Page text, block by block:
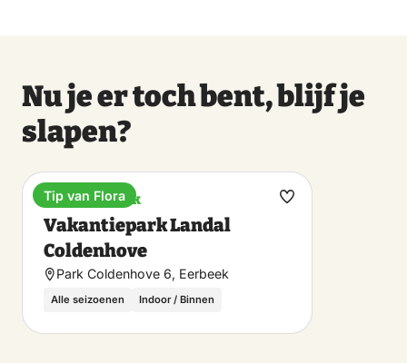
Nu je er toch bent, blijf je
slapen?
Vakantiepark
Vakantiepark Landal
Coldenhove
Park Coldenhove 6, Eerbeek
Alle seizoenen Indoor / Binnen
Tip van Flora
Maak